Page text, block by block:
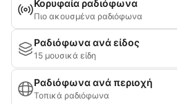
Κορυφαία ραδιόφωνα
Πιο ακουσμένα ραδιόφωνα
Ραδιόφωνα ανά είδος
15 μουσικά είδη
Ραδιόφωνα ανά περιοχή
Τοπικά ραδιόφωνα